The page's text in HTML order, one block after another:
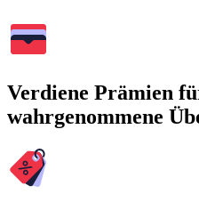
Verdiene Prämien
wahrgenommene